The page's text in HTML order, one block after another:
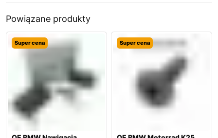
Powiązane produkty
Super cena Super cena